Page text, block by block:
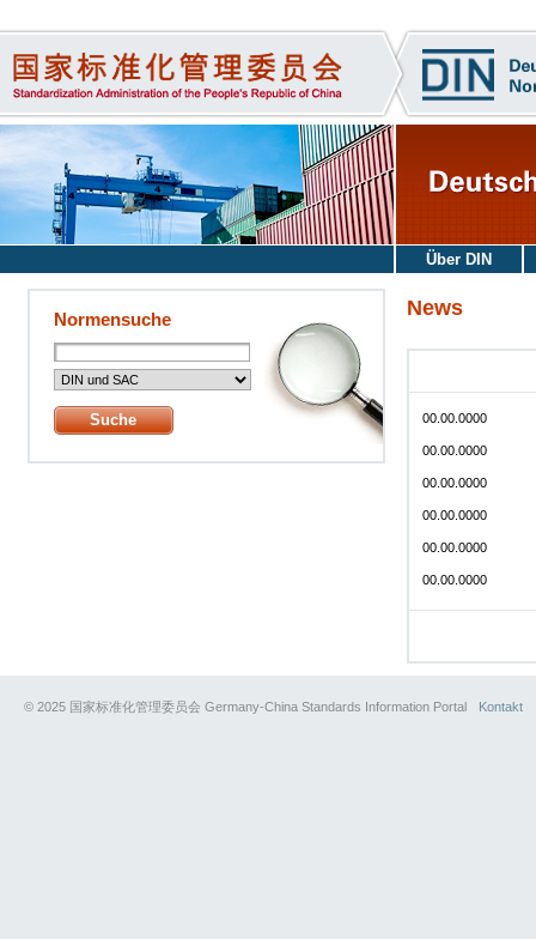
Über DIN
Normensuche News
00.00.0000
00.00.0000
00.00.0000
00.00.0000
00.00.0000
00.00.0000
© 2025 国家标准化管理委员会 Germany-China Standards Information Portal Kontakt